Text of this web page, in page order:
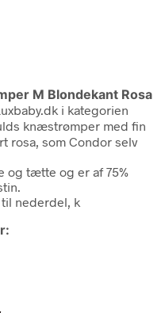
M Blondekant Rosa
i kategorien
knæstrømper med fin
rosa, som Condor selv
og tætte og er af 75%
nederdel, k